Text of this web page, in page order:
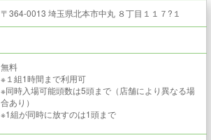
〒364-0013 埼玉県北本市中丸 ８丁目１１７?１
無料
※１組1時間まで利用可
※同時入場可能頭数は5頭まで（店舗により異なる場
合あり）
※1組が同時に放すのは1頭まで